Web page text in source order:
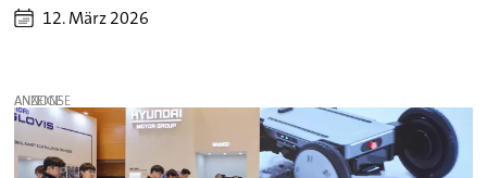
12. März 2026
ANZEIGE